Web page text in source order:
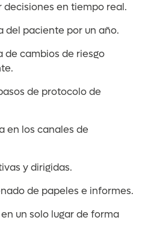
decisiones en tiempo real.
del paciente por un año.
cambios de riesgo
de protocolo de
en los canales de
y dirigidas.
de papeles e informes.
un solo lugar de forma